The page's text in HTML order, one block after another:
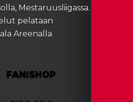
Mestaruusliigassa.
pelataan
Areenalla
FANISHOP